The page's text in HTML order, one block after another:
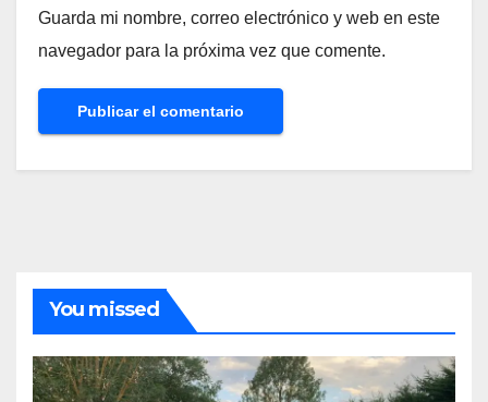
Guarda mi nombre, correo electrónico y web en este
navegador para la próxima vez que comente.
You missed